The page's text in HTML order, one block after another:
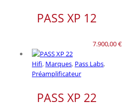
PASS XP 12
7.900,00€
Hifi, Marques, Pass Labs,
Préamplificateur
PASS XP 22